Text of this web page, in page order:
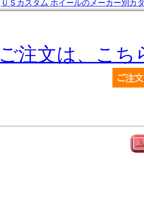
ＵＳカスタム ホイールのメーカー別カ
ご注文は、こち